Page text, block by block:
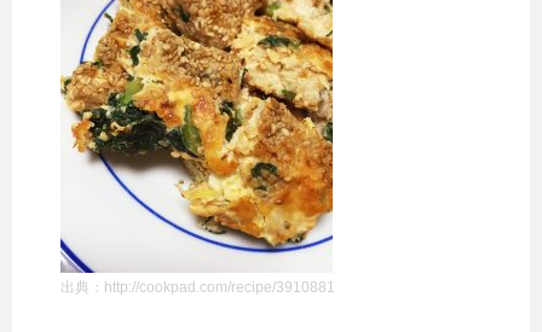
出典：http://cookpad.com/recipe/3910881